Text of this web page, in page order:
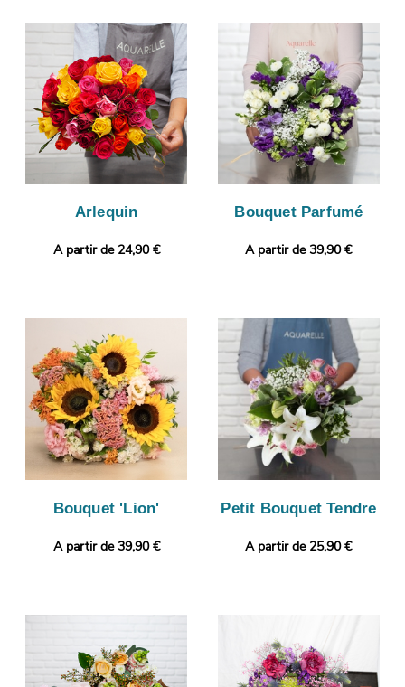
florale sera ensuite conditionnée, et une photo de vos produits
commandés sera prise, une fois le bouquet inséré dans un
contenant approprié. Puis, la livraison au destinataire sera
programmée, après vous avoir fait parvenir la photo.
Personnalisez votre cadeau avec une photo ou un message
selon vos préférences.
Arlequin
A partir de 24,90 €
Bouquet Parfumé
A partir de 39,90 €
Bouquet 'Lion'
A partir de 39,90 €
Petit Bouquet Tendre
A partir de 25,90 €